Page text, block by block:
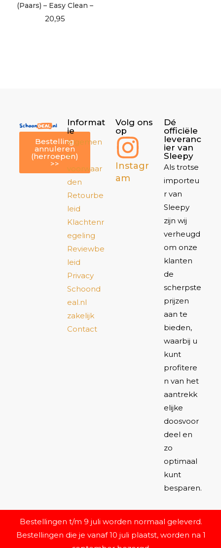
(Paars) – Easy Clean –
DOOSVOORDEEL 6×100
20,95
Bestelling
annuleren
(herroepen)
>>
Informat
ie
Algemen
e
voorwaar
den
Retourbe
leid
Klachtenr
egeling
Reviewbe
leid
Privacy
Schoond
eal.nl
zakelijk
Contact
Volg ons
op
Instagr
am
Dé
officiële
leveranc
ier van
Sleepy
Als trotse
importeu
r van
Sleepy
zijn wij
verheugd
om onze
klanten
de
scherpste
prijzen
aan te
bieden,
waarbij u
kunt
profitere
n van het
aantrekk
elijke
doosvoor
deel en
zo
optimaal
kunt
besparen.
Bestellingen t/m 9 juli worden normaal geleverd.
Bestellingen die je vanaf 10 juli plaatst, worden na 1
Copyright 2026 - Schoondeal.nl Blog